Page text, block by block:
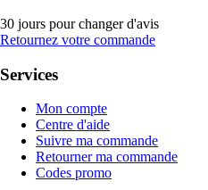
30 jours pour changer d'avis
Retournez votre commande
Services
Mon compte
Centre d'aide
Suivre ma commande
Retourner ma commande
Codes promo